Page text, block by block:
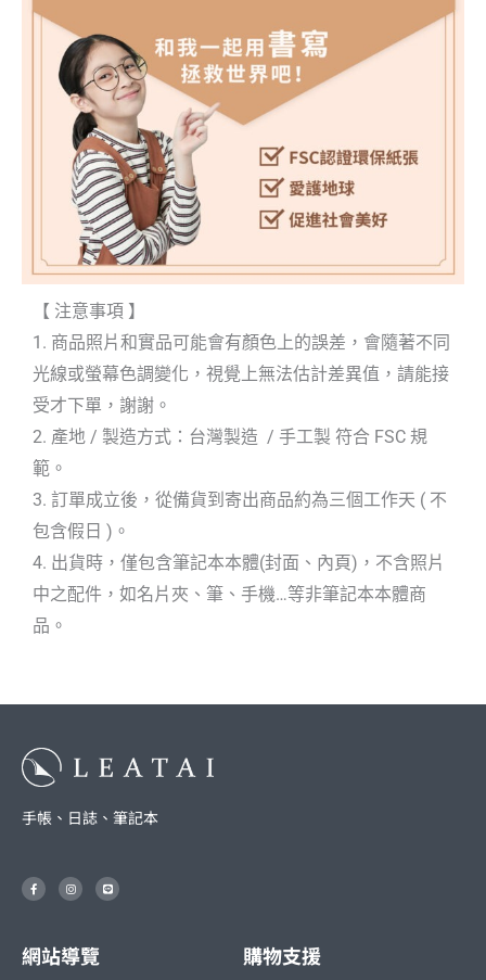
【 注意事項 】
1. 商品照片和實品可能會有顏色上的誤差，會隨著不同
光線或螢幕色調變化，視覺上無法估計差異值，請能接
受才下單，謝謝。
2. 產地 / 製造方式：台灣製造 / 手工製 符合 FSC 規
範。
3. 訂單成立後，從備貨到寄出商品約為三個工作天 ( 不
包含假日 )。
4. 出貨時，僅包含筆記本本體(封面、內頁)，不含照片
中之配件，如名片夾、筆、手機…等非筆記本本體商
品。
手帳、日誌、筆記本
F
a
c
k
-
I
n
s
r
a
m
L
i
n
網站導覽 購物支援